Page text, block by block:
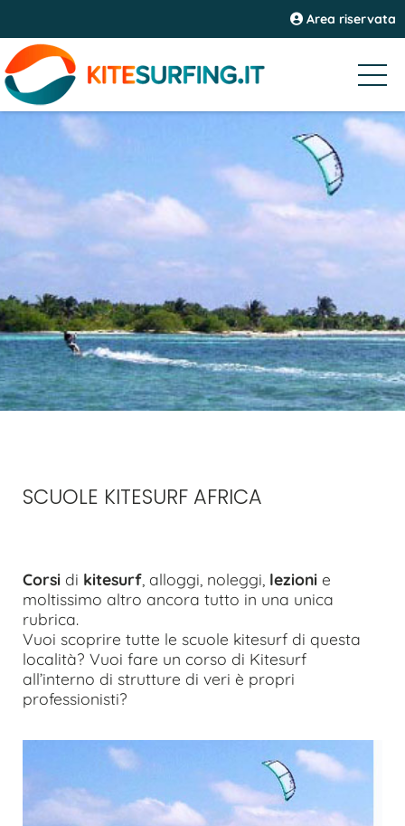
Area riservata
SCUOLE KITESURF AFRICA
Corsi di kitesurf , alloggi, noleggi, lezioni e
moltissimo altro ancora tutto in una unica
rubrica.
Vuoi scoprire tutte le scuole kitesurf di questa
località? Vuoi fare un corso di Kitesurf
all’interno di strutture di veri è propri
professionisti?